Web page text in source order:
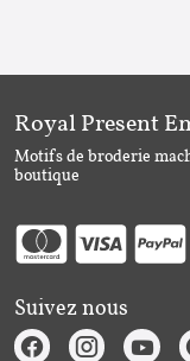
Royal Present
Motifs de broderie
boutique
Suivez nous